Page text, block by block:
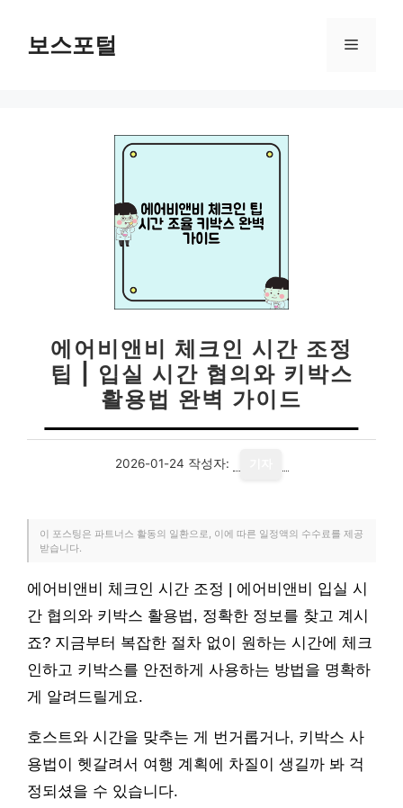
보스포털 메
에어비앤비 체크인 시간 조정
팁 | 입실 시간 협의와 키박스
활용법 완벽 가이드
2026-01-24 작성자:
이 포스팅은 파트너스 활동의 일환으로, 이에 따른 일정액의 수수료를 제공
받습니다.
에어비앤비 체크인 시간 조정 | 에어비앤비 입실 시
간 협의와 키박스 활용법, 정확한 정보를 찾고 계시
죠? 지금부터 복잡한 절차 없이 원하는 시간에 체크
인하고 키박스를 안전하게 사용하는 방법을 명확하
게 알려드릴게요.
호스트와 시간을 맞추는 게 번거롭거나, 키박스 사
용법이 헷갈려서 여행 계획에 차질이 생길까 봐 걱
정되셨을 수 있습니다.